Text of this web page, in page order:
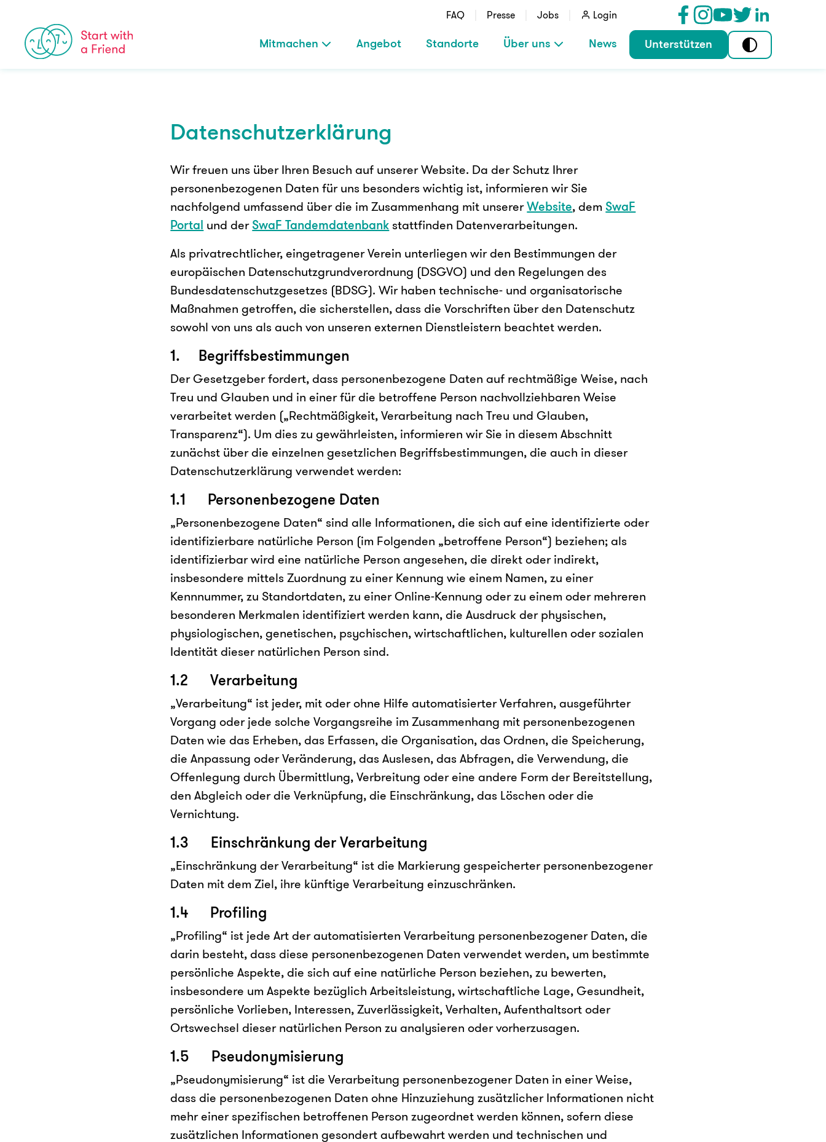
FAQ Presse Jobs Login
Mitmachen Angebot Standorte Über uns News Unterstützen
Datenschutzerklärung
Wir freuen uns über Ihren Besuch auf unserer Website. Da der Schutz Ihrer
personenbezogenen Daten für uns besonders wichtig ist, informieren wir Sie
nachfolgend umfassend über die im Zusammenhang mit unsererWebsite, demSwaF
Portal und derSwaF Tandemdatenbank stattfinden Datenverarbeitungen.
Als privatrechtlicher, eingetragener Verein unterliegen wir den Bestimmungen der
europäischen Datenschutzgrundverordnung (DSGVO) und den Regelungen des
Bundesdatenschutzgesetzes (BDSG). Wir haben technische- und organisatorische
Maßnahmen getroffen, die sicherstellen, dass die Vorschriften über den Datenschutz
sowohl von uns als auch von unseren externen Dienstleistern beachtet werden.
1. Begriffsbestimmungen
Der Gesetzgeber fordert, dass personenbezogene Daten auf rechtmäßige Weise, nach
Treu und Glauben und in einer für die betroffene Person nachvollziehbaren Weise
verarbeitet werden („Rechtmäßigkeit, Verarbeitung nach Treu und Glauben,
Transparenz“). Um dies zu gewährleisten, informieren wir Sie in diesem Abschnitt
zunächst über die einzelnen gesetzlichen Begriffsbestimmungen, die auch in dieser
Datenschutzerklärung verwendet werden:
1.1 Personenbezogene Daten
„Personenbezogene Daten“ sind alle Informationen, die sich auf eine identifizierte oder
identifizierbare natürliche Person (im Folgenden „betroffene Person“) beziehen; als
identifizierbar wird eine natürliche Person angesehen, die direkt oder indirekt,
insbesondere mittels Zuordnung zu einer Kennung wie einem Namen, zu einer
Kennnummer, zu Standortdaten, zu einer Online-Kennung oder zu einem oder mehreren
besonderen Merkmalen identifiziert werden kann, die Ausdruck der physischen,
physiologischen, genetischen, psychischen, wirtschaftlichen, kulturellen oder sozialen
Identität dieser natürlichen Person sind.
1.2 Verarbeitung
„Verarbeitung“ ist jeder, mit oder ohne Hilfe automatisierter Verfahren, ausgeführter
Vorgang oder jede solche Vorgangsreihe im Zusammenhang mit personenbezogenen
Daten wie das Erheben, das Erfassen, die Organisation, das Ordnen, die Speicherung,
die Anpassung oder Veränderung, das Auslesen, das Abfragen, die Verwendung, die
Offenlegung durch Übermittlung, Verbreitung oder eine andere Form der Bereitstellung,
den Abgleich oder die Verknüpfung, die Einschränkung, das Löschen oder die
Vernichtung.
1.3 Einschränkung der Verarbeitung
„Einschränkung der Verarbeitung“ ist die Markierung gespeicherter personenbezogener
Daten mit dem Ziel, ihre künftige Verarbeitung einzuschränken.
1.4 Profiling
„Profiling“ ist jede Art der automatisierten Verarbeitung personenbezogener Daten, die
darin besteht, dass diese personenbezogenen Daten verwendet werden, um bestimmte
persönliche Aspekte, die sich auf eine natürliche Person beziehen, zu bewerten,
insbesondere um Aspekte bezüglich Arbeitsleistung, wirtschaftliche Lage, Gesundheit,
persönliche Vorlieben, Interessen, Zuverlässigkeit, Verhalten, Aufenthaltsort oder
Ortswechsel dieser natürlichen Person zu analysieren oder vorherzusagen.
1.5 Pseudonymisierung
„Pseudonymisierung“ ist die Verarbeitung personenbezogener Daten in einer Weise,
dass die personenbezogenen Daten ohne Hinzuziehung zusätzlicher Informationen nicht
mehr einer spezifischen betroffenen Person zugeordnet werden können, sofern diese
zusätzlichen Informationen gesondert aufbewahrt werden und technischen und